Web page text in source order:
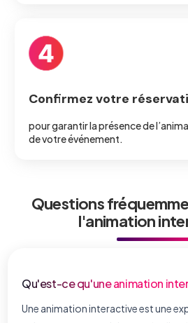
Confirmez votre
pour garantir la présence de
de votre événement.
Questions
l'animation
Qu'est-ce qu'une animation
Une animation interactive est une